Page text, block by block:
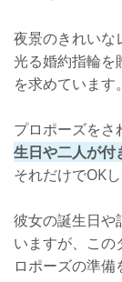
夜景のきれいな
光る婚約指輪を
を求めています。
プロポーズをさ
生日や二人が付
それだけでOK
彼女の誕生日や
いますが、この
ロポーズの準備